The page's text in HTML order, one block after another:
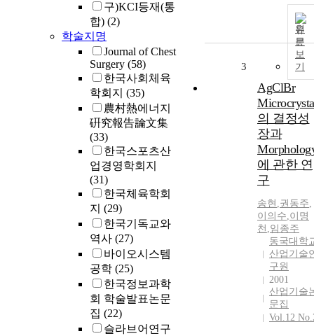
구)KCI등재(통
합) (2)
학술지명
Journal of Chest
Surgery (58)
한국사회체육
학회지 (35)
農村熱에너지
硏究報告論文集
(33)
한국스포츠산
업경영학회지
(31)
한국체육학회
지 (29)
한국기독교와
역사 (27)
바이오시스템
공학 (25)
한국정보과학
회 학술발표논문
집 (22)
슬라브어연구
원
문
보
기
3
AgClBr
의 결정성
장과
에 관한 연
구
송현 ,권동주,
이의수,이명
천 ,임종주
동국대학
산업기술
구원
2001
산업기술
문집
Vol.12